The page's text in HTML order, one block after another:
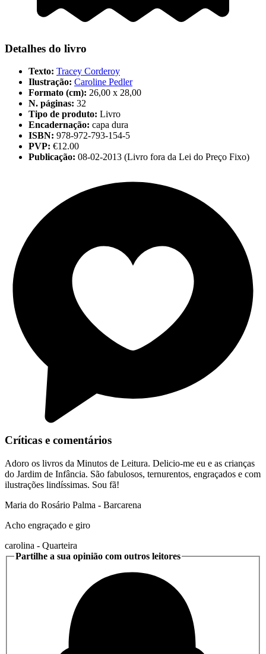
Detalhes do livro
Texto: Tracey Corderoy
Ilustração: Caroline Pedler
Formato (cm): 26,00 x 28,00
N. páginas: 32
Tipo de produto: Livro
Encadernação: capa dura
ISBN: 978-972-793-154-5
PVP: €12.00
Publicação: 08-02-2013 (Livro fora da Lei do Preço Fixo)
Críticas e comentários
Adoro os livros da Minutos de Leitura. Delicio-me eu e as crianças
do Jardim de Infância. São fabulosos, ternurentos, engraçados e com
ilustrações lindíssimas. Sou fã!
Maria do Rosário Palma - Barcarena
Acho engraçado e giro
carolina - Quarteira
Partilhe a sua opinião com outros leitores